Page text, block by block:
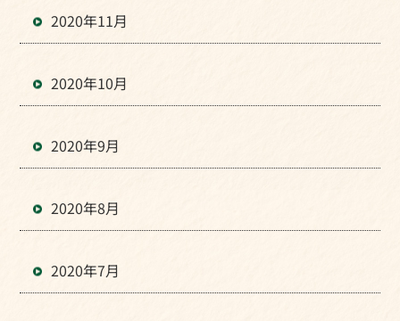
2020年11月
2020年10月
2020年9月
2020年8月
2020年7月